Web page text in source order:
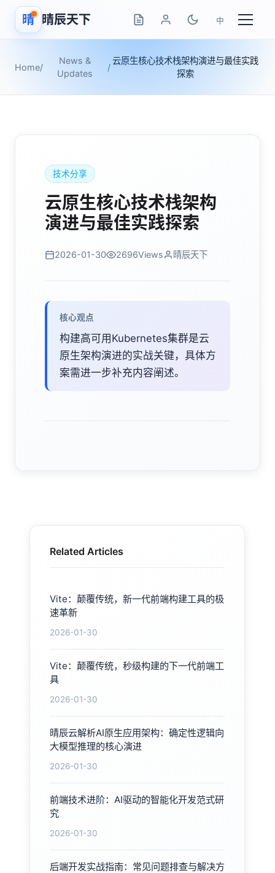
晴 晴辰天下 中
Home/
News &
Updates
/
云原生核心技术栈架构演进与最佳实践
探索
技术分享
云原生核心技术栈架构
演进与最佳实践探索
2026-01-30 2696Views 晴辰天下
核心观点
构建高可用Kubernetes集群是云
原生架构演进的实战关键，具体方
案需进一步补充内容阐述。
Related Articles
Vite：颠覆传统，新一代前端构建工具的极
速革新
2026-01-30
Vite：颠覆传统，秒级构建的下一代前端工
具
2026-01-30
晴辰云解析AI原生应用架构：确定性逻辑向
大模型推理的核心演进
2026-01-30
前端技术进阶：AI驱动的智能化开发范式研
究
2026-01-30
后端开发实战指南：常见问题排查与解决方